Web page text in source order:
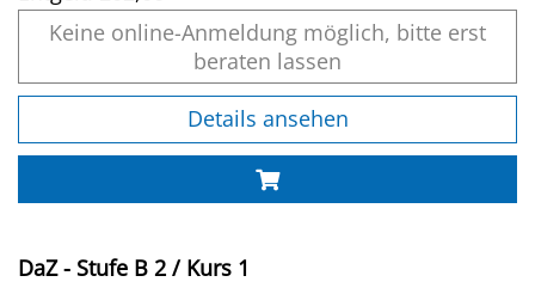
Keine online-Anmeldung möglich, bitte erst
beraten lassen
Details ansehen
DaZ - Stufe B 2 / Kurs 1